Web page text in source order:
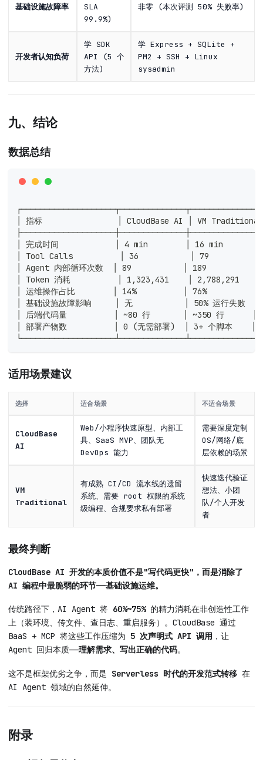
基础设施故障率
SLA
99.9%)
非零 (本次评测 50% 失败率)
开发者认知负荷
学 SDK
API (5 个
方法)
学 Express + SQLite +
PM2 + SSH + Linux
sysadmin
九、结论
数据总结
│ 指标                │ CloudBase AI │ VM
│ 完成时间            │ 4 min        │ 16 min       │
│ Tool Calls          │ 36           │ 79           │
│ Agent 内部循环次数  │ 89           │ 189          │
│ Token 消耗          │ 1,323,431    │ 2,788,291    │
│ 运维操作占比        │ 14%          │ 76%          │
│ 基础设施故障影响     │ 无           │ 50% 运行失败
│ 后端代码量          │ ~80 行       │ ~350 行      │
│ 部署产物数          │ 0 (无需部署)  │ 3+ 个脚本
适用场景建议
选择 适合场景 不适合场景
CloudBase
AI
Web/小程序快速原型、内部工
具、SaaS MVP、团队无
DevOps 能力
需要深度定制
OS/网络/底
层依赖的场景
VM
Traditional
有成熟 CI/CD 流水线的遗留
系统、需要 root 权限的系统
级编程、合规要求私有部署
快速迭代验证
想法、小团
队/个人开发
者
最终判断
CloudBase AI 开发的本质价值不是"写代码更快"，而是消除了
AI 编程中最脆弱的环节——基础设施运维。
传统路径下，AI Agent 将 60%~75%的精力消耗在非创造性工作
上（装环境、传文件、查日志、重启服务）。CloudBase 通过
BaaS + MCP 将这些工作压缩为 5 次声明式 API 调用 ，让
Agent 回归本质——理解需求、写出正确的代码。
这不是框架优劣之争，而是 Serverless 时代的开发范式转移 在
AI Agent 领域的自然延伸。
附录